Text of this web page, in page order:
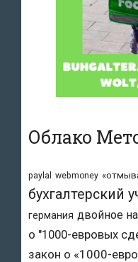
Облако
paylal webmoney
бухгалтерский
германия двойное
о "1000-евровых
закон о «1000-